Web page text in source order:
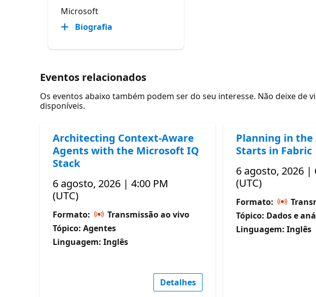
Microsoft
Biografia
Eventos relacionados
Os eventos abaixo também podem ser do seu interesse. Não deixe de
disponíveis.
Architecting Context-Aware
Agents with the Microsoft IQ
Stack
6 agosto, 2026 | 4:00 PM
(UTC)
Formato:
Transmissão ao vivo
Tópico: Agentes
Linguagem: Inglês
Detalhes
Planning in the
Starts in Fabric
6 agosto, 2026 |
(UTC)
Formato:
Tópico: Dados e
Linguagem: Inglês